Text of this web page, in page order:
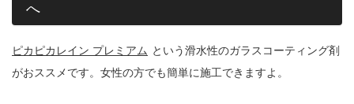
へ
ピカピカレイン プレミアム という滑水性のガラスコーティング剤
がおススメです。女性の方でも簡単に施工できますよ。